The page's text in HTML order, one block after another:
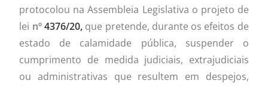
protocolou na Assembleia Legislativa o projeto de
lei nº4376/20,que pretende, durante os efeitos de
estado de calamidade pública, suspender o
cumprimento de medida judiciais, extrajudiciais
ou administrativas que resultem em despejos,